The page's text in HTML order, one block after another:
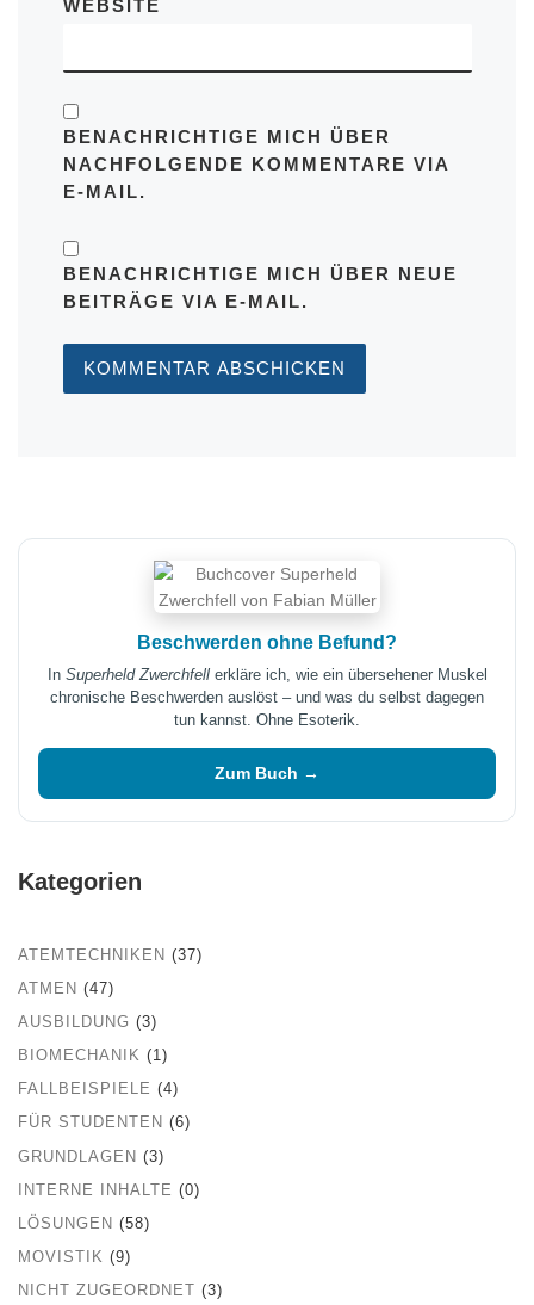
WEBSITE
BENACHRICHTIGE MICH ÜBER
NACHFOLGENDE KOMMENTARE VIA
E-MAIL.
BENACHRICHTIGE MICH ÜBER NEUE
BEITRÄGE VIA E-MAIL.
Beschwerden ohne Befund?
In Superheld Zwerchfellerkläre ich, wie ein übersehener Muskel
chronische Beschwerden auslöst – und was du selbst dagegen
tun kannst. Ohne Esoterik.
Zum Buch →
Kategorien
ATEMTECHNIKEN (37)
ATMEN (47)
AUSBILDUNG (3)
BIOMECHANIK (1)
FALLBEISPIELE (4)
FÜR STUDENTEN (6)
GRUNDLAGEN (3)
INTERNE INHALTE (0)
LÖSUNGEN (58)
MOVISTIK (9)
NICHT ZUGEORDNET (3)